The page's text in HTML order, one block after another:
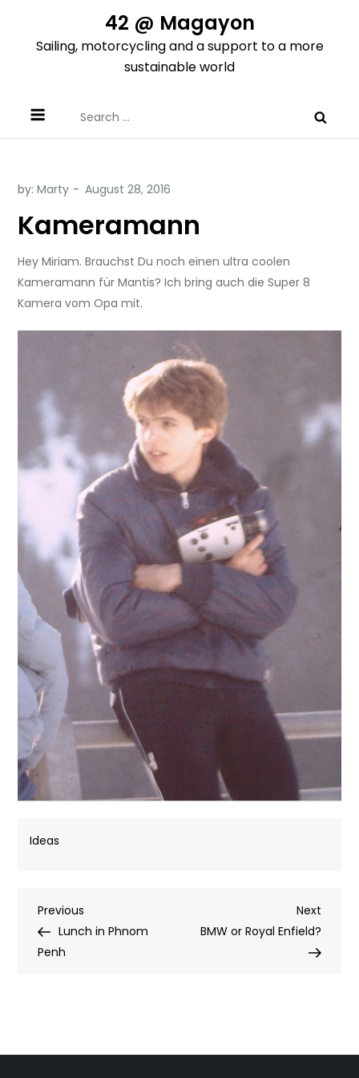
content
42 @ Magayon
Sailing, motorcycling and a support to a more
sustainable world
for:
by:Marty
Kameramann
Hey Miriam. Brauchst Du noch einen ultra coolen
Kameramann für Mantis? Ich bring auch die Super 8
Kamera vom Opa mit.
Ideas
Post
navigation
Previous
Post
Previous
Lunch in Phnom
Penh
Next
Post
Next
BMW or Royal Enfield?